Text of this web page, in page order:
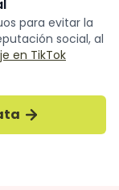
para evitar la
social, al
en TikTok